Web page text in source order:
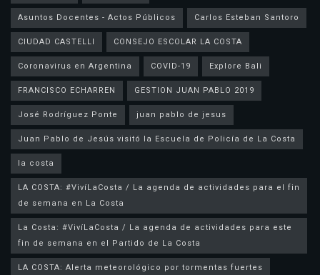
Asuntos Docentes - Actos Públicos
Carlos Esteban Santoro
CIUDAD CASTELLI
CONSEJO ESCOLAR LA COSTA
Coronavirus en Argentina
COVID-19
Explore Bali
FRANCISCO ECHARREN
GESTION JUAN PABLO 2019
José Rodríguez Ponte
juan pablo de jesus
la costa
LA COSTA: #VivíLaCosta / La agenda de actividades para el fin
de semana en La Costa
La Costa: #VivíLaCosta / La agenda de actividades para este
fin de semana en el Partido de La Costa
LA COSTA: Alerta meteorológico por tormentas fuertes